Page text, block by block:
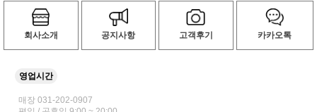
회사소개 공지사항 고객후기 카카오톡
영업시간
매장 031-202-0907